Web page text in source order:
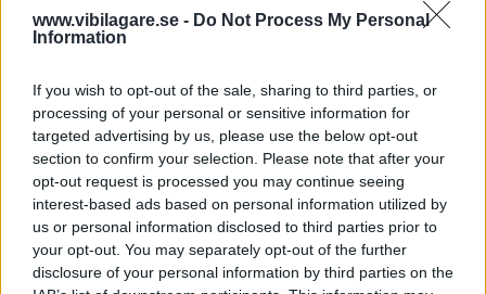
www.vibilagare.se - Do Not Process My Personal
Information
If you wish to opt-out of the sale, sharing to third parties, or
processing of your personal or sensitive information for
targeted advertising by us, please use the below opt-out
section to confirm your selection. Please note that after your
opt-out request is processed you may continue seeing
interest-based ads based on personal information utilized by
us or personal information disclosed to third parties prior to
your opt-out. You may separately opt-out of the further
disclosure of your personal information by third parties on the
Kia utmanar i kombiklassen – blir omkörd
av ”gamlingen”
Nykomlingen fälls av en besvärande nackdel.